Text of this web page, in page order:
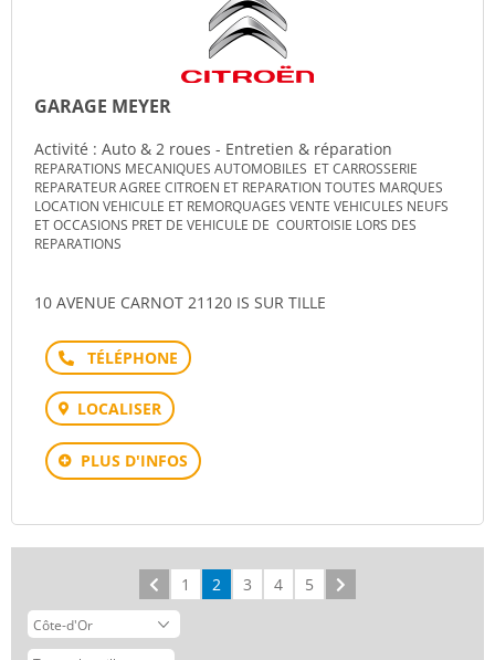
GARAGE MEYER
Activité : Auto & 2 roues - Entretien & réparation
REPARATIONS MECANIQUES AUTOMOBILES ET CARROSSERIE
REPARATEUR AGREE CITROEN ET REPARATION TOUTES MARQUES
LOCATION VEHICULE ET REMORQUAGES VENTE VEHICULES NEUFS
ET OCCASIONS PRET DE VEHICULE DE COURTOISIE LORS DES
REPARATIONS
10 AVENUE CARNOT 21120 IS SUR TILLE
Téléphone
LOCALISER
PLUS D'INFOS
Précédent
1 2 3 4 5